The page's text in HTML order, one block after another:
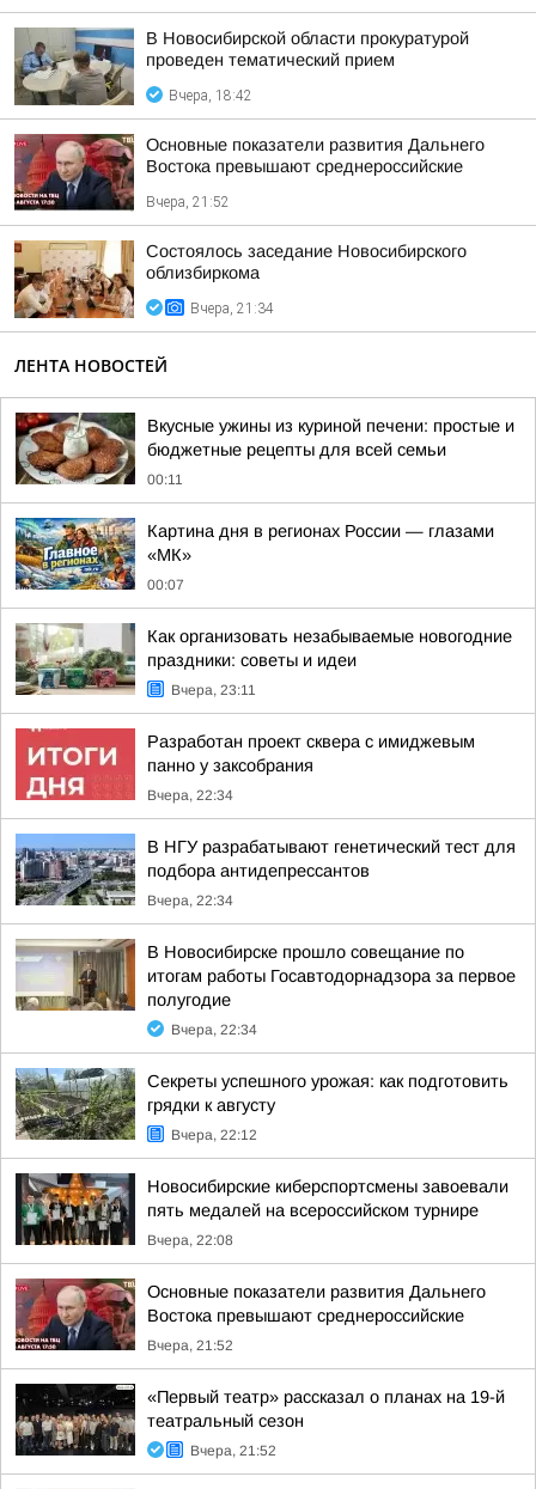
В Новосибирской области прокуратурой
проведен тематический прием
Вчера, 18:42
Основные показатели развития Дальнего
Востока превышают среднероссийские
Вчера, 21:52
Состоялось заседание Новосибирского
облизбиркома
Вчера, 21:34
ЛЕНТА НОВОСТЕЙ
Вкусные ужины из куриной печени: простые и
бюджетные рецепты для всей семьи
00:11
Картина дня в регионах России — глазами
«МК»
00:07
Как организовать незабываемые новогодние
праздники: советы и идеи
Вчера, 23:11
Разработан проект сквера с имиджевым
панно у заксобрания
Вчера, 22:34
В НГУ разрабатывают генетический тест для
подбора антидепрессантов
Вчера, 22:34
В Новосибирске прошло совещание по
итогам работы Госавтодорнадзора за первое
полугодие
Вчера, 22:34
Секреты успешного урожая: как подготовить
грядки к августу
Вчера, 22:12
Новосибирские киберспортсмены завоевали
пять медалей на всероссийском турнире
Вчера, 22:08
Основные показатели развития Дальнего
Востока превышают среднероссийские
Вчера, 21:52
«Первый театр» рассказал о планах на 19-й
театральный сезон
Вчера, 21:52